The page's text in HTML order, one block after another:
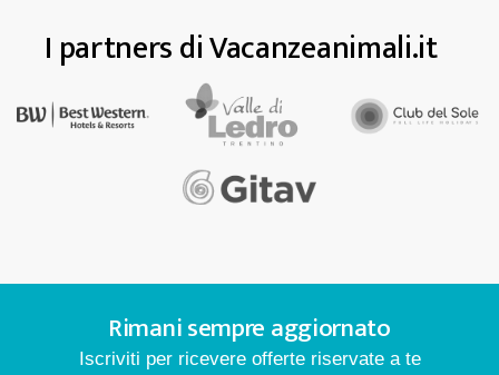
I partners di Vacanzeanimali.it
Rimani sempre aggiornato
Iscriviti per ricevere offerte riservate a te